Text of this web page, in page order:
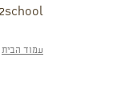
עמוד הבית